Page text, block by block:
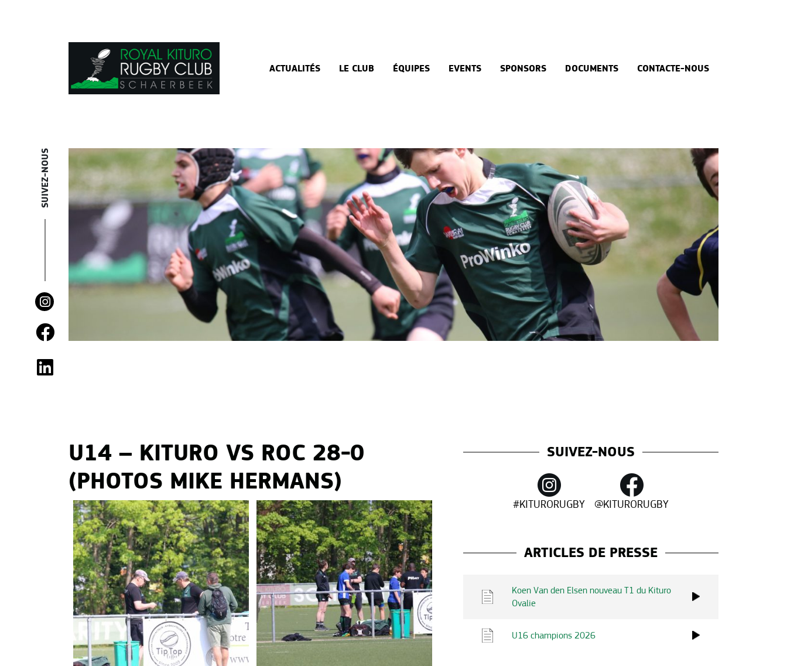
ACTUALITÉS LE CLUB ÉQUIPES EVENTS SPONSORS DOCUMENTS CONTACTE-NOUS
SUIVEZ-NOUS
U14 – KITURO VS ROC 28-0
(PHOTOS MIKE HERMANS)
SUIVEZ-NOUS
#KITURORUGBY @KITURORUGBY
ARTICLES DE PRESSE
Koen Van den Elsen nouveau T1 du Kituro
Ovalie
U16 champions 2026